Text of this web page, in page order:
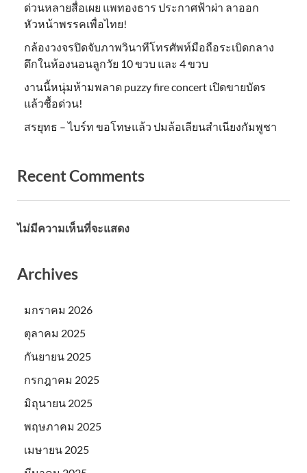
ด่วนหลายสื่อเผย แพทองธาร ประกาศฟ้าผ่า ลาออก
หัวหน้าพรรคเพื่อไทย!
กล้องวงจรปิดจับภาพวินาทีโทรศัพท์มือถือระเบิดกลาง
ดึกในห้องนอนลูกวัย 10 ขวบ และ 4 ขวบ
งานนี้หนุ่มห้ามพลาด puzzy fire concert เปิดขายบัตร
แล้วซื้อด่วน!
สรยุทธ – ไบร์ท ขอโทษแล้ว ปมล้อเลียนสำเนียงกัมพูชา
Recent Comments
ไม่มีความเห็นที่จะแสดง
Archives
มกราคม 2026
ตุลาคม 2025
กันยายน 2025
กรกฎาคม 2025
มิถุนายน 2025
พฤษภาคม 2025
เมษายน 2025